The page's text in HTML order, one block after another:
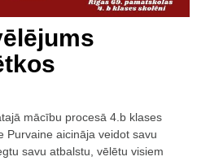
mācību procesā 4.b klases
Purvaine aicināja veidot savu
savu atbalstu, vēlētu visiem